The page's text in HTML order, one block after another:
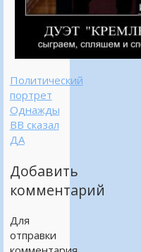
Политический
портрет
Однажды
ВВ сказал
ДА
Добавить
комментарий
Для
отправки